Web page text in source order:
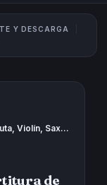
Y DESCARGA
Concierto de Aranjuez Partitura de Flauta, Violín, Saxofón Alto, Guitarra, Trompeta, Viola, Oboe, Clarinete, Saxo Tenor, Soprano Sax, Trombón, Fliscorno, chelo, Fagot, Barítono, Bombardino, Trompa o corno, Tuba...
de